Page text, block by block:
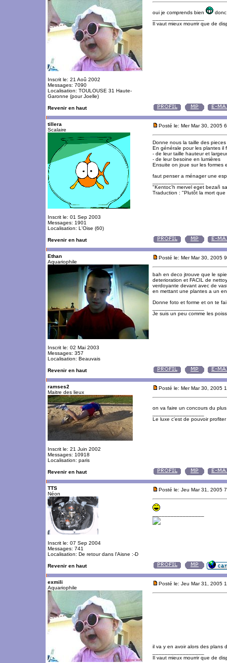
Inscrit le: 21 Aoû 2002
Messages: 7090
Localisation: TOULOUSE 31 Haute-
Garonne (pour Joelle)
oui je comprends bien
Il vaut mieux mourrir que de
Revenir en haut
tillera
Scalaire
Inscrit le: 01 Sep 2003
Messages: 1901
Localisation: L'Oise (60)
Posté le: Mer Mar 30, 2005
Donne nous la taille des
En générale pour les plantes il
- de leur taille hauteur et
- de leur besoine en lumières
Ensuite on joue sur les formes
faut penser a ménager une
"Kentoc'h mervel eget bezañ
Traduction : "Plutôt la mort que
Revenir en haut
Ethan
Aquariophile
Inscrit le: 02 Mai 2003
Messages: 357
Localisation: Beauvais
Posté le: Mer Mar 30, 2005
bah en deco jtrouve que le
deterioration et FACIL de
verdoyante devant avec de
en mettant une plantes a un
Donne foto et forme et on te
Je suis un peu comme les
Revenir en haut
ramses2
Maitre des lieux
Inscrit le: 21 Juin 2002
Messages: 10918
Localisation: paris
Posté le: Mer Mar 30, 2005
on va faire un concours du
Le luxe c'est de pouvoir
Revenir en haut
TTS
Néon
Inscrit le: 07 Sep 2004
Messages: 741
Localisation: De retour dans l'Aisne :-D
Posté le: Jeu Mar 31, 2005
Revenir en haut
exmili
Aquariophile
Posté le: Jeu Mar 31, 2005
il va y en avoir alors des plans
Il vaut mieux mourrir que de